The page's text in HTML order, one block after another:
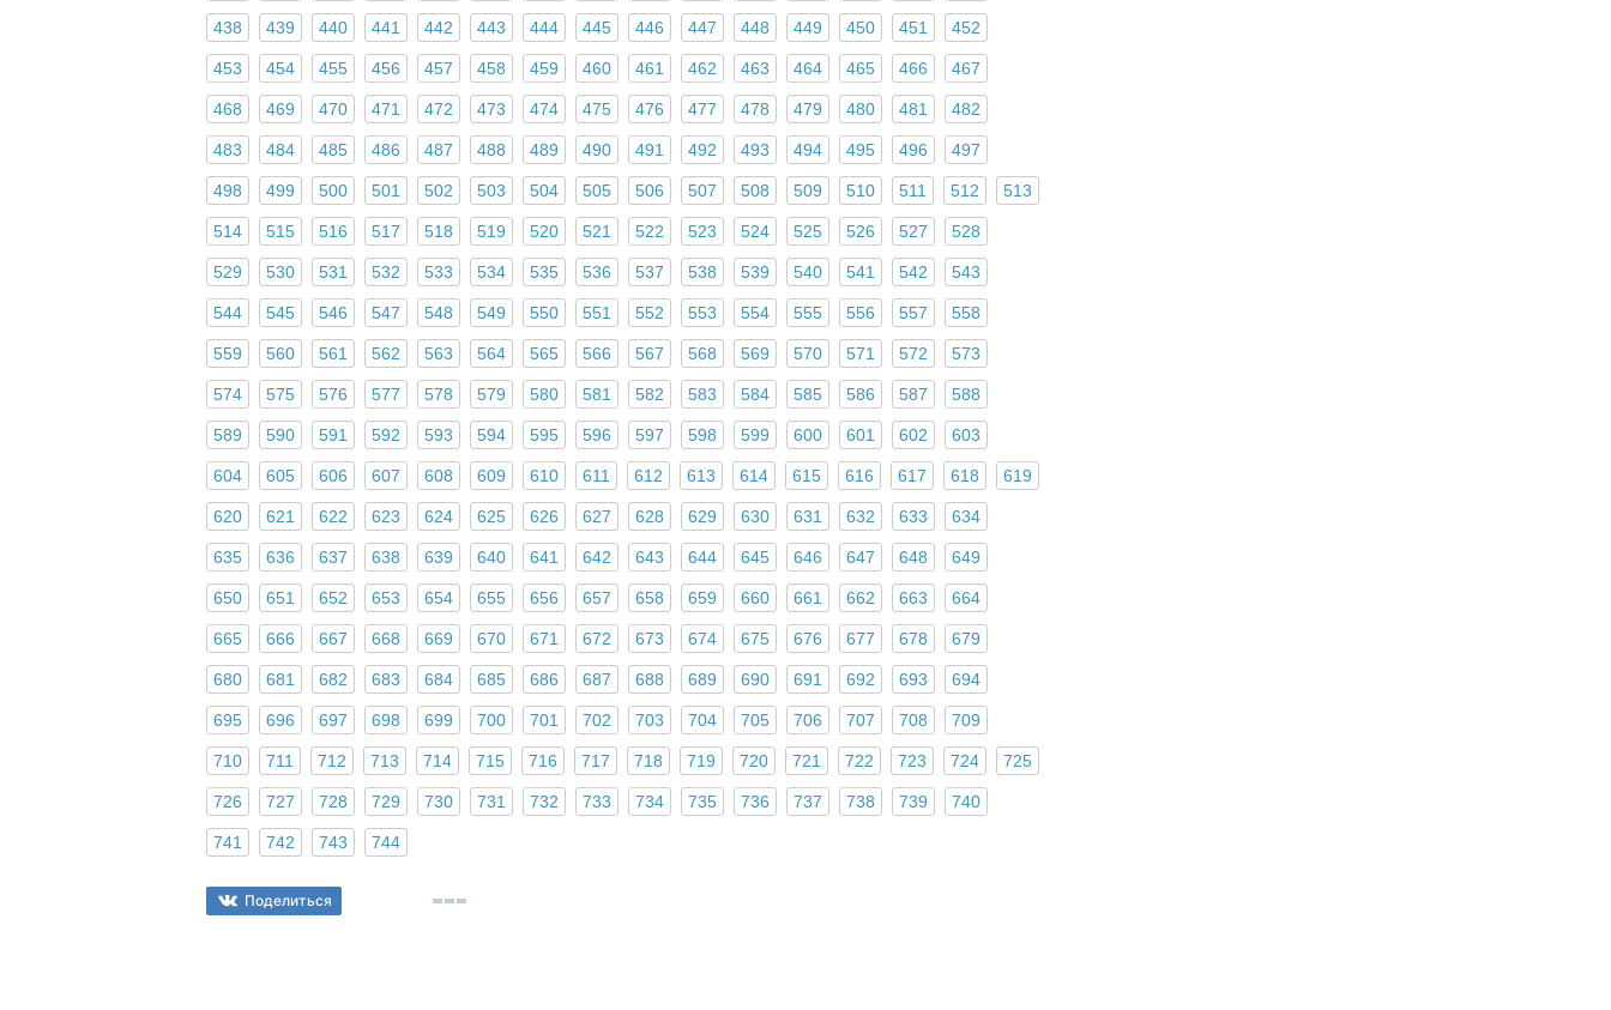
438 439 440 441 442 443 444 445 446 447 448 449 450 451 452
453 454 455 456 457 458 459 460 461 462 463 464 465 466 467
468 469 470 471 472 473 474 475 476 477 478 479 480 481 482
483 484 485 486 487 488 489 490 491 492 493 494 495 496 497
498 499 500 501 502 503 504 505 506 507 508 509 510 511 512 513
514 515 516 517 518 519 520 521 522 523 524 525 526 527 528
529 530 531 532 533 534 535 536 537 538 539 540 541 542 543
544 545 546 547 548 549 550 551 552 553 554 555 556 557 558
559 560 561 562 563 564 565 566 567 568 569 570 571 572 573
574 575 576 577 578 579 580 581 582 583 584 585 586 587 588
589 590 591 592 593 594 595 596 597 598 599 600 601 602 603
604 605 606 607 608 609 610 611 612 613 614 615 616 617 618 619
620 621 622 623 624 625 626 627 628 629 630 631 632 633 634
635 636 637 638 639 640 641 642 643 644 645 646 647 648 649
650 651 652 653 654 655 656 657 658 659 660 661 662 663 664
665 666 667 668 669 670 671 672 673 674 675 676 677 678 679
680 681 682 683 684 685 686 687 688 689 690 691 692 693 694
695 696 697 698 699 700 701 702 703 704 705 706 707 708 709
710 711 712 713 714 715 716 717 718 719 720 721 722 723 724 725
726 727 728 729 730 731 732 733 734 735 736 737 738 739 740
741 742 743 744
Поделиться